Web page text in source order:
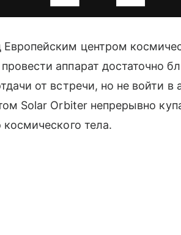
центром
аппарат достаточно
от встречи, но не войти в
Solar Orbiter непрерывно
тела.